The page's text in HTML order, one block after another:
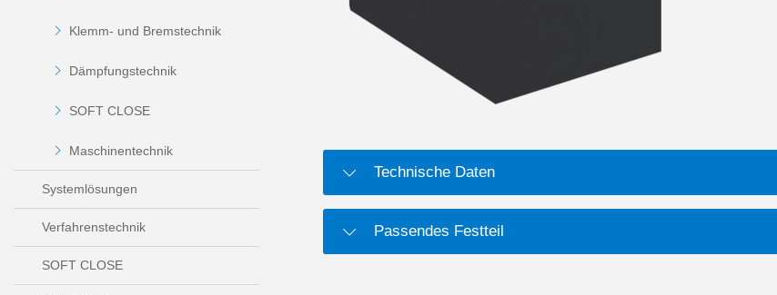
Klemm- und Bremstechnik
Dämpfungstechnik
SOFT CLOSE
Maschinentechnik
Systemlösungen
Verfahrenstechnik
SOFT CLOSE
Technische Daten
Passendes Festteil